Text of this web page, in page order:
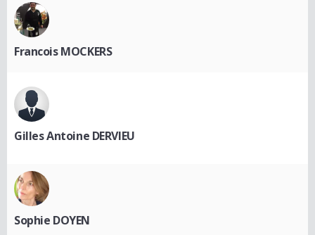
Francois MOCKERS
Gilles Antoine DERVIEU
Sophie DOYEN